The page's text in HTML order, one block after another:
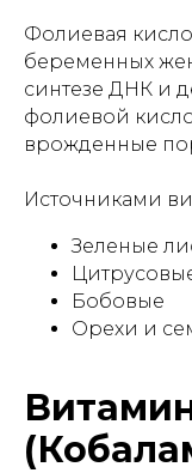
Фолиевая
беременных
синтезе ДНК и
фолиевой
врожденные
Источниками
Зеленые
Бобовые
Орехи и